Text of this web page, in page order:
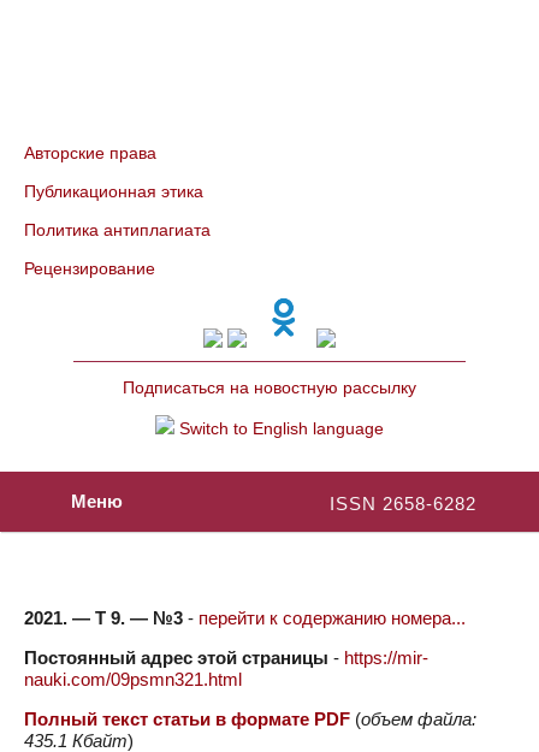
Авторские права
Публикационная этика
Политика антиплагиата
Рецензирование
Подписаться на новостную рассылку
Switch to English language
ISSN 2658-6282
Меню
2021. — Т 9. — №3 - перейти к содержанию номера...
Постоянный адрес этой страницы - https://mir-
nauki.com/09psmn321.html
Полный текст статьи в формате PDF (объем файла:
435.1 Кбайт)